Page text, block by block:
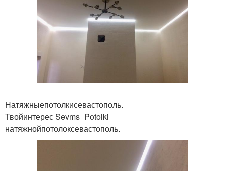
Натяжныепотолкисевастополь.
Твойинтерес Sevms_Potolki
натяжнойпотолоксевастополь.